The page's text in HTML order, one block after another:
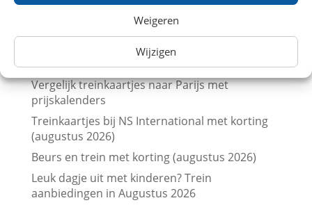
Weigeren
Wijzigen
Vergelijk treinkaartjes naar Londen met
prijskalenders
Vergelijk treinkaartjes naar Parijs met
prijskalenders
Treinkaartjes bij NS International met korting
(augustus 2026)
Beurs en trein met korting (augustus 2026)
Leuk dagje uit met kinderen? Trein
aanbiedingen in Augustus 2026